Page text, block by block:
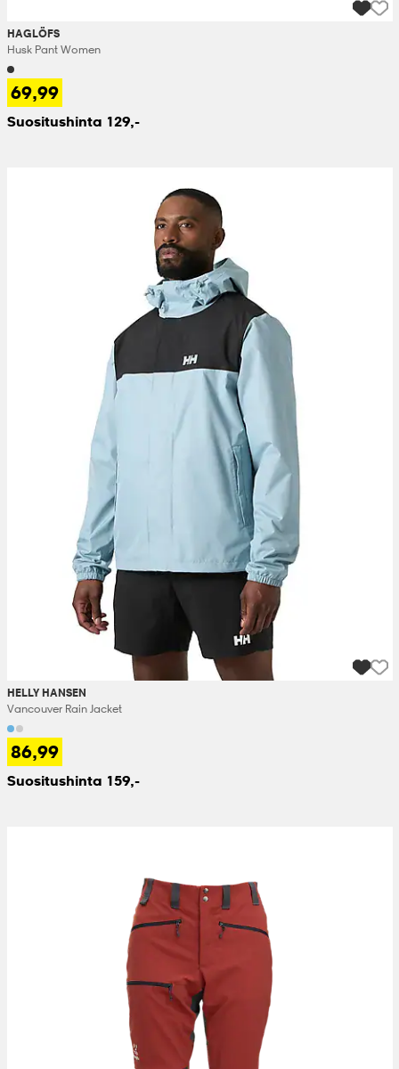
HAGLÖFS
Husk Pant Women
69,99
Suositushinta 129,-
HELLY HANSEN
Vancouver Rain Jacket
86,99
Suositushinta 159,-